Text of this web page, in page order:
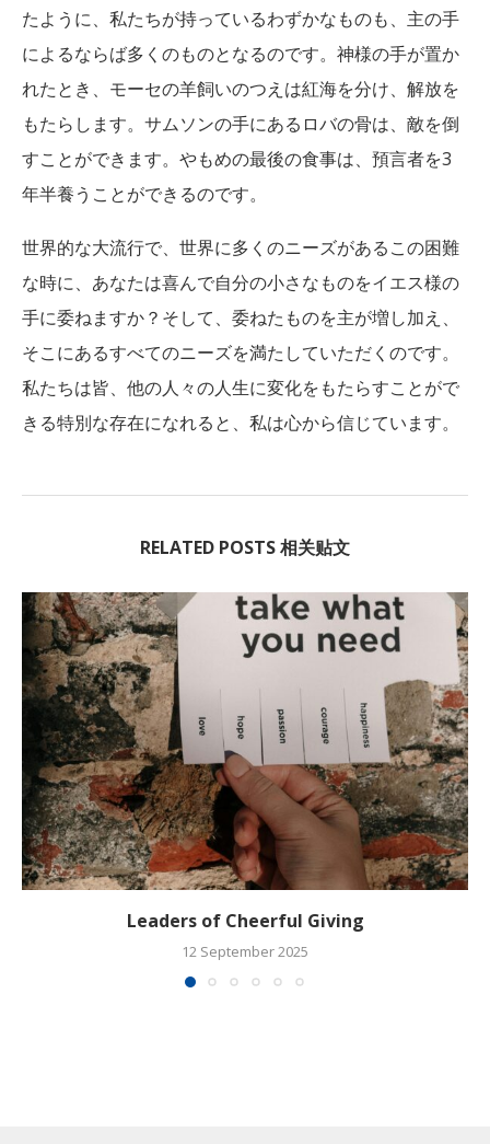
たように、私たちが持っているわずかなものも、主の手
によるならば多くのものとなるのです。神様の手が置か
れたとき、モーセの羊飼いのつえは紅海を分け、解放を
もたらします。サムソンの手にあるロバの骨は、敵を倒
すことができます。やもめの最後の食事は、預言者を3
年半養うことができるのです。
世界的な大流行で、世界に多くのニーズがあるこの困難
な時に、あなたは喜んで自分の小さなものをイエス様の
手に委ねますか？そして、委ねたものを主が増し加え、
そこにあるすべてのニーズを満たしていただくのです。
私たちは皆、他の人々の人生に変化をもたらすことがで
きる特別な存在になれると、私は心から信じています。
RELATED POSTS 相关贴文
Leaders of Cheerful Giving
12 September 2025